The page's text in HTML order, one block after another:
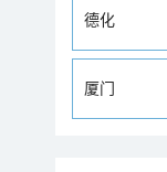
德化
厦门